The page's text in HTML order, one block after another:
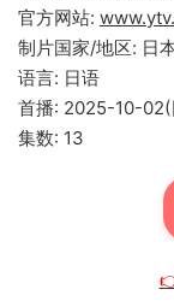
官方网站:
制片国家/地区: 日
语言: 日语
首播: 2025-10-02(
集数: 13